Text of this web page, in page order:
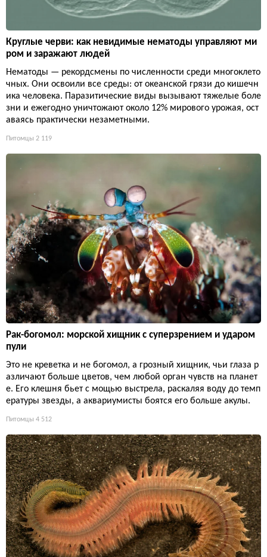
Круглые черви: как невидимые нематоды управляют ми
ром и заражают людей
Нематоды — рекордсмены по численности среди многоклето
чных. Они освоили все среды: от океанской грязи до кишечн
ика человека. Паразитические виды вызывают тяжелые боле
зни и ежегодно уничтожают около 12% мирового урожая, ост
аваясь практически незаметными.
Питомцы 2 119
Рак-богомол: морской хищник с суперзрением и ударом
пули
Это не креветка и не богомол, а грозный хищник, чьи глаза р
азличают больше цветов, чем любой орган чувств на планет
е. Его клешня бьет с мощью выстрела, раскаляя воду до темп
ературы звезды, а аквариумисты боятся его больше акулы.
Питомцы 4 512